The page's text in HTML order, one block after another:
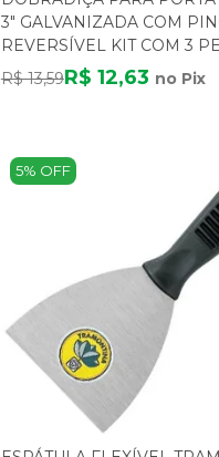
3" GALVANIZADA COM
REVERSÍVEL KIT COM 3
R$ 13,59R$ 12,63 no Pix
5% OFF